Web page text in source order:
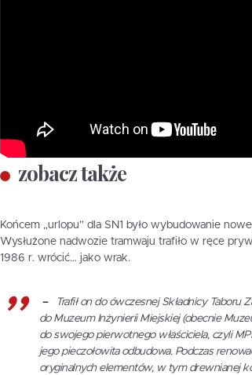
zobacz także
Końcem „urlopu” dla SN1 było wybudowanie
Wysłużone nadwozie tramwaju trafiło w ręce
1986 r. wrócić… jako wrak.
–
Trafił on do ówczesnej Składnicy Taboru
do Muzeum Inżynierii Miejskiej (obecnie
do swojego pierwotnego właściciela, czyli
jego pieczołowita odbudowa. Podczas
oryginalnych elementów, w tym drewnianej